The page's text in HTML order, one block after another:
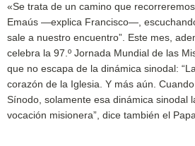
«Se trata de un camino que
Emaús —explica Francisco—,
sale a nuestro encuentro”. Este mes,
celebra la 97.º Jornada Mundial de las
que no escapa de la dinámica sinodal:
corazón de la Iglesia. Y más aún.
Sínodo, solamente esa dinámica sinodal
vocación misionera”, dice también el